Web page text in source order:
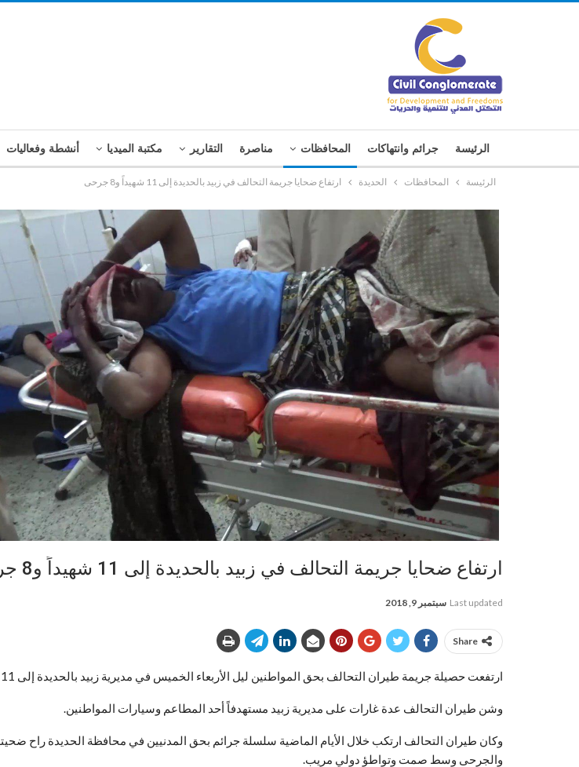
الرئيسة جرائم وانتهاكات المحافظات مناصرة التقارير مكتبة الميديا أنشطة وفعاليات
الرئيسة المحافظات الحديدة ارتفاع ضحايا جريمة التحالف في زبيد بالحديدة إلى 11 شهيداً و8 جرحى
ارتفاع ضحايا جريمة التحالف في زبيد بالحديدة إلى 11 شهيداً و8 جرحى
Last updated سبتمبر 9, 2018
Share
ارتفعت حصيلة جريمة طيران التحالف بحق المواطنين ليل الأربعاء الخميس في مديرية زبيد بالحديدة إلى 11 شهيداً و8 جرحى.
وشن طيران التحالف عدة غارات على مديرية زبيد مستهدفاً أحد المطاعم وسيارات المواطنين.
وكان طيران التحالف ارتكب خلال الأيام الماضية سلسلة جرائم بحق المدنيين في محافظة الحديدة راح
والجرحى وسط صمت وتواطؤ دولي مريب.